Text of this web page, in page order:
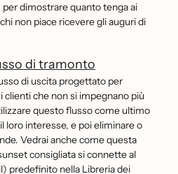
dimostrare quanto tenga ai
non piace ricevere gli auguri di
di tramonto
di uscita progettato per
che non si impegnano più
questo flusso come ultimo
loro interesse, e poi eliminare o
Vedrai anche come questa
consigliata si connette al
predefinito nella Libreria dei